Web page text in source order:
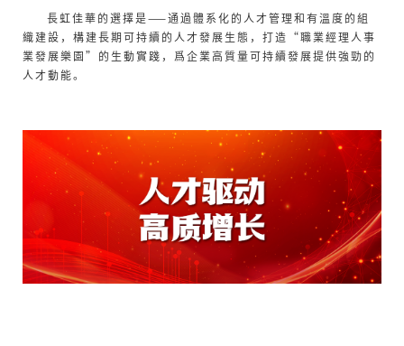
長虹佳華的選擇是——通過體系化的人才管理和有溫度的組
織建設，構建長期可持續的人才發展生態，打造“職業經理人事
業發展樂園”的生動實踐，爲企業高質量可持續發展提供強勁的
人才動能。